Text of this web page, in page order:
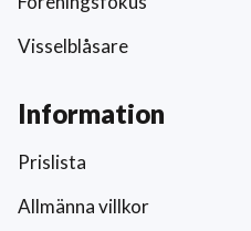
Visselblåsare
Information
Prislista
Allmänna villkor